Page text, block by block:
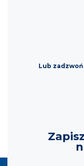
Lub zadzwoń